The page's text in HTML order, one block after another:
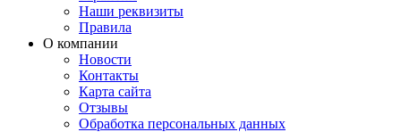
Наши реквизиты
Правила
О компании
Новости
Контакты
Карта сайта
Отзывы
Обработка персональных данных